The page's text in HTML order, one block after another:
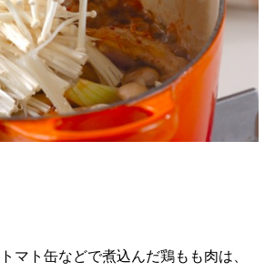
マト缶などで煮込んだ鶏もも肉は、